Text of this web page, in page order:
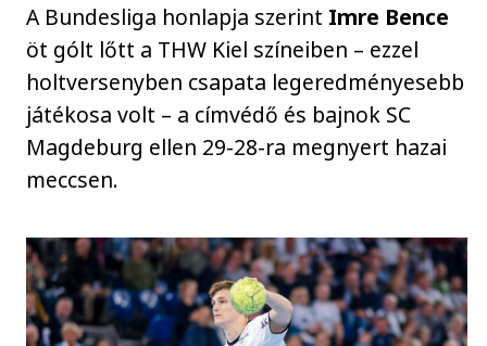
A Bundesliga honlapja szerint Imre Bence
öt gólt lőtt a THW Kiel színeiben – ezzel
holtversenyben csapata legeredményesebb
játékosa volt – a címvédő és bajnok SC
Magdeburg ellen 29-28-ra megnyert hazai
meccsen.